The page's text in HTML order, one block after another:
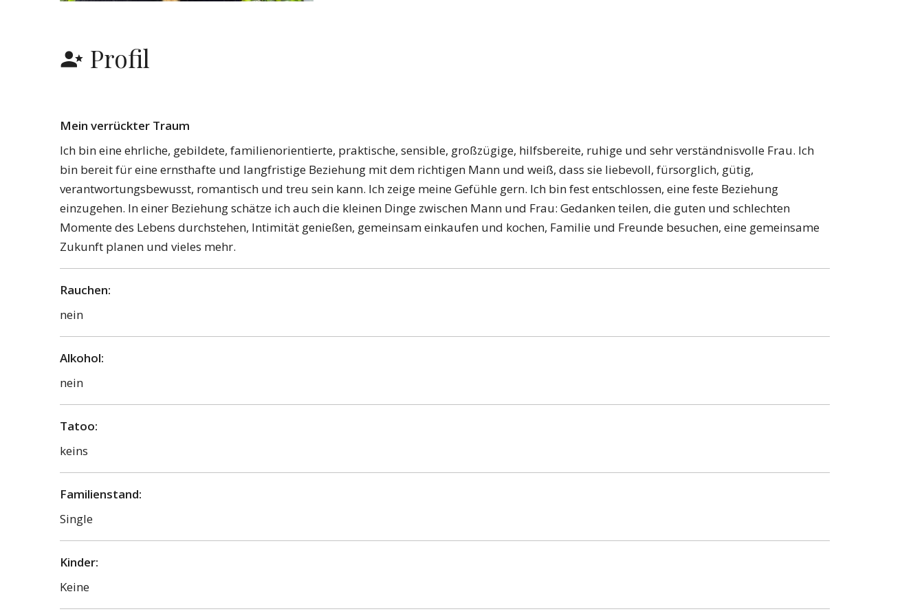
Profil
Mein verrückter Traum
Ich bin eine ehrliche, gebildete, familienorientierte, praktische, sensible, großzügige, hilfsbereite, ruhige und sehr verständnisvolle Frau. Ich
bin bereit für eine ernsthafte und langfristige Beziehung mit dem richtigen Mann und weiß, dass sie liebevoll, fürsorglich, gütig,
verantwortungsbewusst, romantisch und treu sein kann. Ich zeige meine Gefühle gern. Ich bin fest entschlossen, eine feste Beziehung
einzugehen. In einer Beziehung schätze ich auch die kleinen Dinge zwischen Mann und Frau: Gedanken teilen, die guten und schlechten
Momente des Lebens durchstehen, Intimität genießen, gemeinsam einkaufen und kochen, Familie und Freunde besuchen, eine gemeinsame
Zukunft planen und vieles mehr.
Rauchen:
nein
Alkohol:
nein
Tatoo:
keins
Familienstand:
Single
Kinder:
Keine